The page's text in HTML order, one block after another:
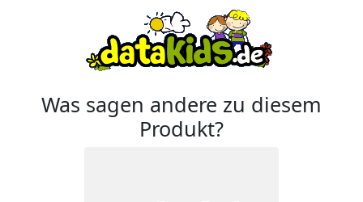
Was sagen andere zu diesem
Produkt?